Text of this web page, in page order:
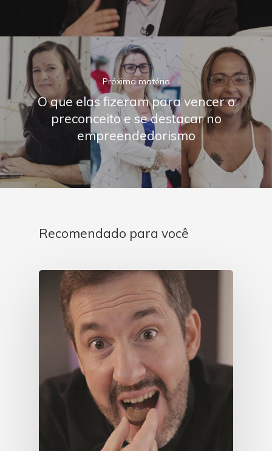
Próxima matéria
O que elas fizeram para vencer o
preconceito e se destacar no
empreendedorismo
Recomendado para você